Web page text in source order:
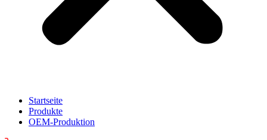
Startseite
Produkte
OEM-Produktion